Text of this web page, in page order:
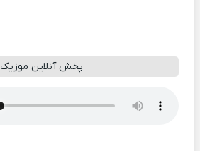
پخش آنلاین موزیک